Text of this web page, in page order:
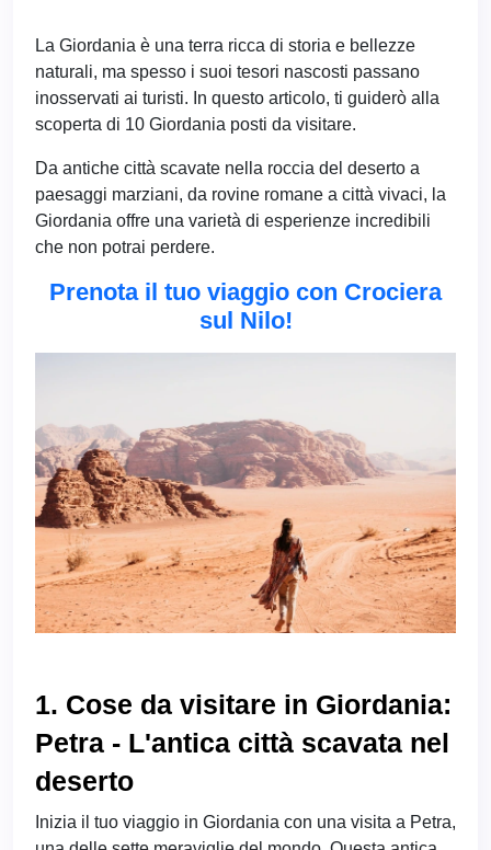
La Giordania è una terra ricca di storia e bellezze
naturali, ma spesso i suoi tesori nascosti passano
inosservati ai turisti. In questo articolo, ti guiderò alla
scoperta di 10 Giordania posti da visitare.
Da antiche città scavate nella roccia del deserto a
paesaggi marziani, da rovine romane a città vivaci, la
Giordania offre una varietà di esperienze incredibili
che non potrai perdere.
Prenota il tuo viaggio con Crociera
sul Nilo!
1. Cose da visitare in Giordania:
Petra - L'antica città scavata nel
deserto
Inizia il tuo viaggio in Giordania con una visita a Petra,